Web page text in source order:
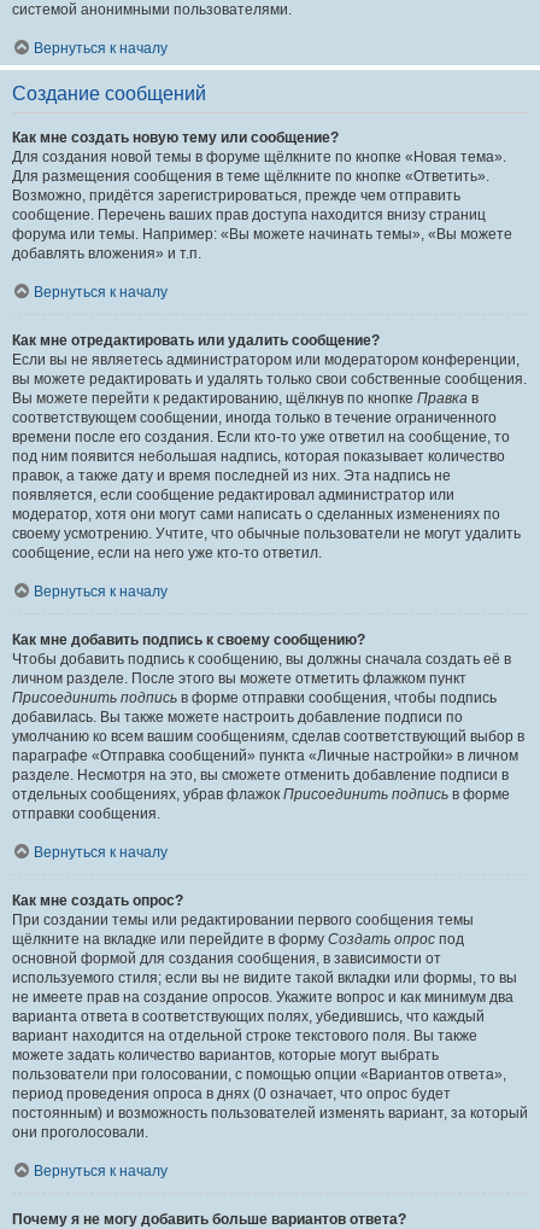
системой анонимными пользователями.
Вернуться к началу
Создание сообщений
Как мне создать новую тему или сообщение?
Для создания новой темы в форуме щёлкните по кнопке «Новая тема».
Для размещения сообщения в теме щёлкните по кнопке «Ответить».
Возможно, придётся зарегистрироваться, прежде чем отправить
сообщение. Перечень ваших прав доступа находится внизу страниц
форума или темы. Например: «Вы можете начинать темы», «Вы можете
добавлять вложения» и т.п.
Вернуться к началу
Как мне отредактировать или удалить сообщение?
Если вы не являетесь администратором или модератором конференции,
вы можете редактировать и удалять только свои собственные сообщения.
Вы можете перейти к редактированию, щёлкнув по кнопке Правка в
соответствующем сообщении, иногда только в течение ограниченного
времени после его создания. Если кто-то уже ответил на сообщение, то
под ним появится небольшая надпись, которая показывает количество
правок, а также дату и время последней из них. Эта надпись не
появляется, если сообщение редактировал администратор или
модератор, хотя они могут сами написать о сделанных изменениях по
своему усмотрению. Учтите, что обычные пользователи не могут удалить
сообщение, если на него уже кто-то ответил.
Вернуться к началу
Как мне добавить подпись к своему сообщению?
Чтобы добавить подпись к сообщению, вы должны сначала создать её в
личном разделе. После этого вы можете отметить флажком пункт
Присоединить подпись в форме отправки сообщения, чтобы подпись
добавилась. Вы также можете настроить добавление подписи по
умолчанию ко всем вашим сообщениям, сделав соответствующий выбор в
параграфе «Отправка сообщений» пункта «Личные настройки» в личном
разделе. Несмотря на это, вы сможете отменить добавление подписи в
отдельных сообщениях, убрав флажок Присоединить подпись в форме
отправки сообщения.
Вернуться к началу
Как мне создать опрос?
При создании темы или редактировании первого сообщения темы
щёлкните на вкладке или перейдите в форму Создать опрос под
основной формой для создания сообщения, в зависимости от
используемого стиля; если вы не видите такой вкладки или формы, то вы
не имеете прав на создание опросов. Укажите вопрос и как минимум два
варианта ответа в соответствующих полях, убедившись, что каждый
вариант находится на отдельной строке текстового поля. Вы также
можете задать количество вариантов, которые могут выбрать
пользователи при голосовании, с помощью опции «Вариантов ответа»,
период проведения опроса в днях (0 означает, что опрос будет
постоянным) и возможность пользователей изменять вариант, за который
они проголосовали.
Вернуться к началу
Почему я не могу добавить больше вариантов ответа?